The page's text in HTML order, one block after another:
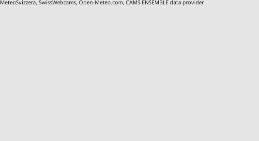
MeteoSvizzera,SwissWebcams,Open-Meteo.com,CAMS ENSEMBLE data provider